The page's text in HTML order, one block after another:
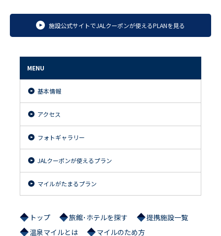
施設公式サイトでJALクーポンが使えるPLANを見る
MENU
基本情報
アクセス
フォトギャラリー
JALクーポンが使えるプラン
マイルがたまるプラン
トップ 旅館･ホテルを探す
提携施設一覧
温泉マイルとは
マイルのため方